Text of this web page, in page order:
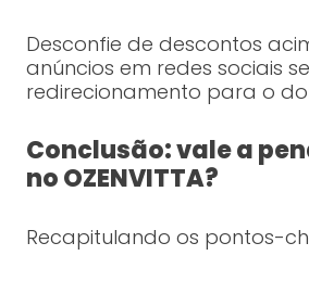
Desconfie de descontos
anúncios em redes sociais
redirecionamento para o
Conclusão: vale a
no OZENVITTA?
Recapitulando os pontos-